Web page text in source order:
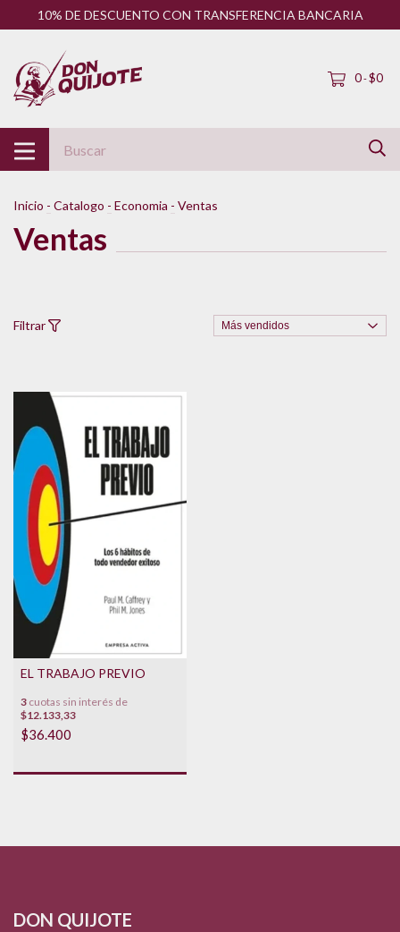
10% DE DESCUENTO CON TRANSFERENCIA BANCARIA
0-$0
Inicio - Catalogo - Economia - Ventas
Ventas
Filtrar
EL TRABAJO PREVIO
3 cuotas sin interés de
$12.133,33
$36.400
DON QUIJOTE